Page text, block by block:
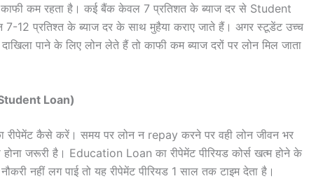
कम रहता है। कई बैंक केवल 7 प्रतिशत के ब्याज दर से Student
12 प्रतिश्त के ब्याज दर के साथ मुहैया कराए जाते हैं। अगर स्टूडेंट उच्च
पाने के लिए लोन लेते हैं तो काफी कम ब्याज दरों पर लोन मिल जाता
Loan)
रीपेमेंट कैसे करें। समय पर लोन न repay करने पर वही लोन जीवन भर
होना जरूरी है। Education Loan का रीपेमेंट पीरियड कोर्स खत्म होने के
नहीं लग पाई तो यह रीपेमेंट पीरियड 1 साल तक टाइम देता है।